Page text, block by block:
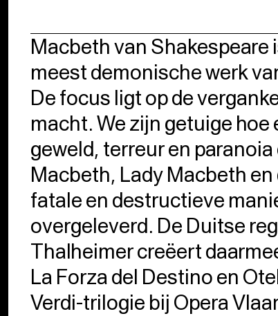
Macbeth van
meest demonische werk
De focus ligt op de
macht. We zijn getuige hoe
geweld, terreur en
Macbeth, Lady Macbeth en
fatale en destructieve
overgeleverd. De Duitse
Thalheimer creëert
La Forza del Destino en
Verdi-trilogie bij Opera